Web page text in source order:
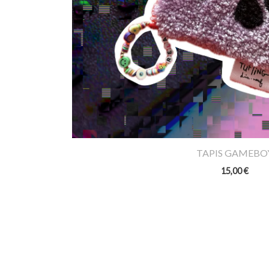
TAPIS
15,00€